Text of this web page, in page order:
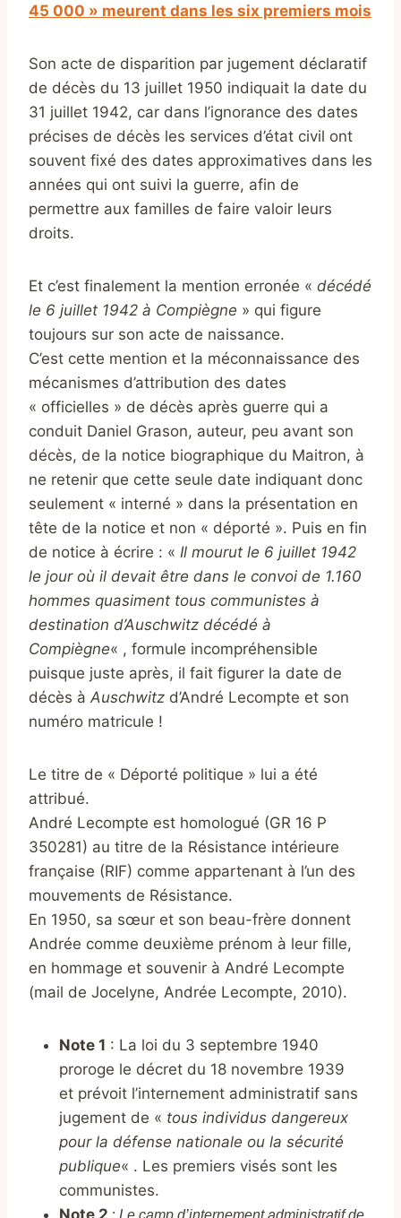
45 000 » meurent dans les six premiers mois
Son acte de disparition par jugement déclaratif
de décès du 13 juillet 1950 indiquait la date du
31 juillet 1942, car dans l’ignorance des dates
précises de décès les services d’état civil ont
souvent fixé des dates approximatives dans les
années qui ont suivi la guerre, afin de
permettre aux familles de faire valoir leurs
droits.
Et c’est finalement la mention erronée « décédé
le 6 juillet 1942 à Compiègne » qui figure
toujours sur son acte de naissance.
C’est cette mention et la méconnaissance des
mécanismes d’attribution des dates
« officielles » de décès après guerre qui a
conduit Daniel Grason, auteur, peu avant son
décès, de la notice biographique du Maitron, à
ne retenir que cette seule date indiquant donc
seulement « interné » dans la présentation en
tête de la notice et non « déporté ». Puis en fin
de notice à écrire : « Il mourut le 6 juillet 1942
le jour où il devait être dans le convoi de 1.160
hommes quasiment tous communistes à
destination d’Auschwitz décédé à
Compiègne« , formule incompréhensible
puisque juste après, il fait figurer la date de
décès à Auschwitz d’André Lecompte et son
numéro matricule !
Le titre de « Déporté politique » lui a été
attribué.
André Lecompte est homologué (GR 16 P
350281) au titre de la Résistance intérieure
française (RIF) comme appartenant à l’un des
mouvements de Résistance.
En 1950, sa sœur et son beau-frère donnent
Andrée comme deuxième prénom à leur fille,
en hommage et souvenir à André Lecompte
(mail de Jocelyne, Andrée Lecompte, 2010).
Note 1 : La loi du 3 septembre 1940
proroge le décret du 18 novembre 1939
et prévoit l’internement administratif sans
jugement de « tous individus dangereux
pour la défense nationale ou la sécurité
publique« . Les premiers visés sont les
communistes.
Note 2 : Le camp d’internement administratif de